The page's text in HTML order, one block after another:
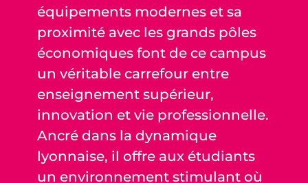
équipements modernes et sa
proximité avec les grands pôles
économiques font de ce campus
un véritable carrefour entre
enseignement supérieur,
innovation et vie professionnelle.
Ancré dans la dynamique
lyonnaise, il offre aux étudiants
un environnement stimulant où